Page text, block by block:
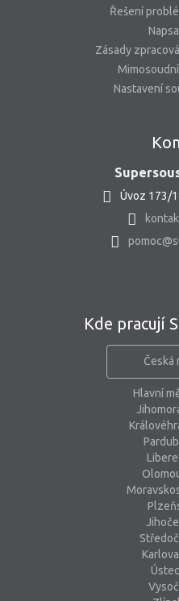
Řešení
Zásady
Nastavení
Úvoz 173/
Kde pracují
Česká
Hlavní